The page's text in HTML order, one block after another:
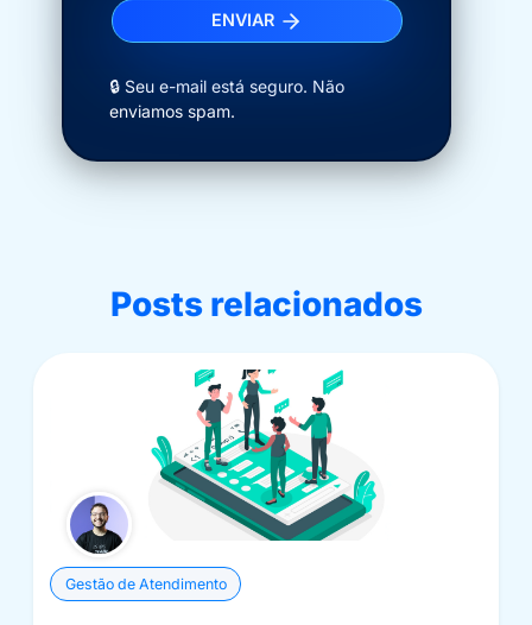
ENVIAR
🔒 Seu e-mail está seguro. Não
enviamos spam.
Posts relacionados
Gestão de Atendimento